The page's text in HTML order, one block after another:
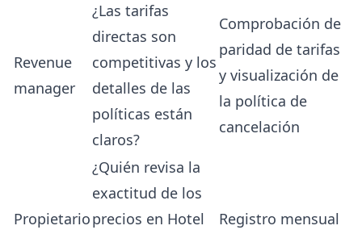
Revenue
manager
¿Las tarifas
directas son
competitivas y los
detalles de las
políticas están
claros?
Comprobación de
paridad de tarifas
y visualización de
la política de
cancelación
Propietario
¿Quién revisa la
exactitud de los
precios en Hotel
Registro mensual